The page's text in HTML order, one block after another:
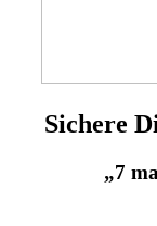
Sichere
„7